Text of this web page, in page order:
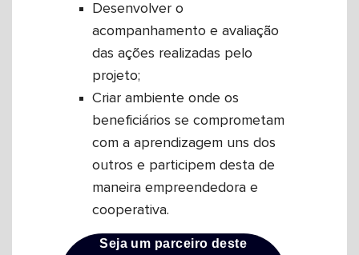
Desenvolver o
acompanhamento e avaliação
das ações realizadas pelo
projeto;
Criar ambiente onde os
beneficiários se comprometam
com a aprendizagem uns dos
outros e participem desta de
maneira empreendedora e
cooperativa.
Seja um parceiro deste